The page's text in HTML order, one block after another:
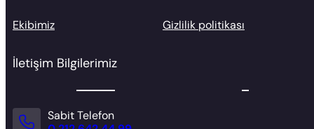
Ekibimiz Gizlilik politikası
İletişim Bilgilerimiz
Sabit Telefon